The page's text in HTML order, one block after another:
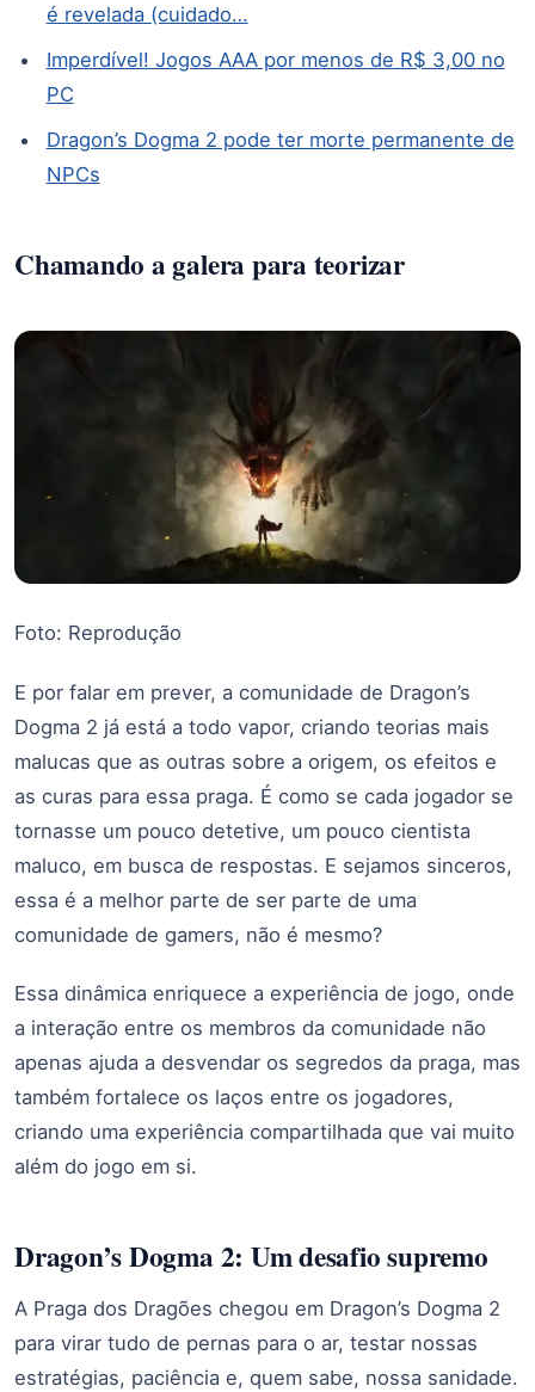
é revelada (cuidado…
Imperdível! Jogos AAA por menos de R$ 3,00 no
PC
Dragon’s Dogma 2 pode ter morte permanente de
NPCs
Chamando a galera para teorizar
Foto: Reprodução
E por falar em prever, a comunidade de Dragon’s
Dogma 2 já está a todo vapor, criando teorias mais
malucas que as outras sobre a origem, os efeitos e
as curas para essa praga. É como se cada jogador se
tornasse um pouco detetive, um pouco cientista
maluco, em busca de respostas. E sejamos sinceros,
essa é a melhor parte de ser parte de uma
comunidade de gamers, não é mesmo?
Essa dinâmica enriquece a experiência de jogo, onde
a interação entre os membros da comunidade não
apenas ajuda a desvendar os segredos da praga, mas
também fortalece os laços entre os jogadores,
criando uma experiência compartilhada que vai muito
além do jogo em si.
Dragon’s Dogma 2: Um desafio supremo
A Praga dos Dragões chegou em Dragon’s Dogma 2
para virar tudo de pernas para o ar, testar nossas
estratégias, paciência e, quem sabe, nossa sanidade.